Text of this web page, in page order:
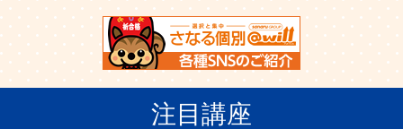
注目講座